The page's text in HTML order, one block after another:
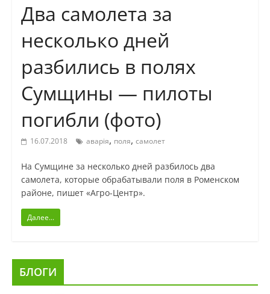
Два самолета за
несколько дней
разбились в полях
Сумщины — пилоты
погибли (фото)
16.07.2018 аварія, поля, самолет
На Сумщине за несколько дней разбилось два
самолета, которые обрабатывали поля в Роменском
районе, пишет «Агро-Центр».
Далее...
БЛОГИ